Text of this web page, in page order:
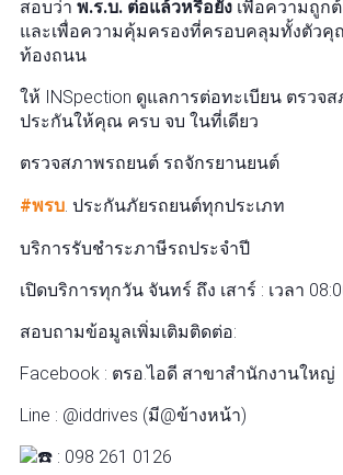
สอบว่า พ.ร.บ. ต่อแล้วหรือยัง เพื่อความถูก
และเพื่อความคุ้มครองที่ครอบคลุมทั้งตัว
ท้องถนน
ให้ INSpection ดูแลการต่อทะเบียน ตรวจ
ประกันให้คุณ ครบ จบ ในที่เดียว
ตรวจสภาพรถยนต์ รถจักรยานยนต์
#พรบ. ประกันภัยรถยนต์ทุกประเภท
บริการรับชำระภาษีรถประจำปี
เปิดบริการทุกวัน จันทร์ ถึง เสาร์ : เวลา
สอบถามข้อมูลเพิ่มเติมติดต่อ:
Facebook : ตรอ.ไอดี สาขาสำนักงานใหญ่
Line : @iddrives (มี@ข้างหน้า)
: 098 261 0126